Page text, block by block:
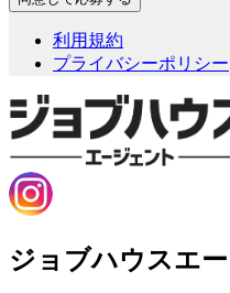
利用規約
プライバシーポリシー
ジョブハウスエ